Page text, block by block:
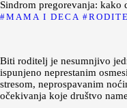
Sindrom pregorevanja: kako
MAMA I DECA
Biti roditelj je nesumnjivo
ispunjeno neprestanim
stresom, neprospavanim
očekivanja koje društvo